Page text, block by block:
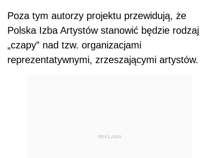
Poza tym autorzy projektu przewidują, że
Polska Izba Artystów stanowić będzie rodzaj
„czapy” nad tzw. organizacjami
reprezentatywnymi, zrzeszającymi artystów.
REKLAMA